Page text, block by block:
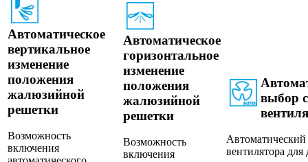
Автоматическое
вертикальное
изменение
положения
жалюзийной
решетки
Возможность
включения
Автоматическое
горизонтальное
изменение
положения
жалюзийной
решетки
Возможность
включения
выбор
вентилятора